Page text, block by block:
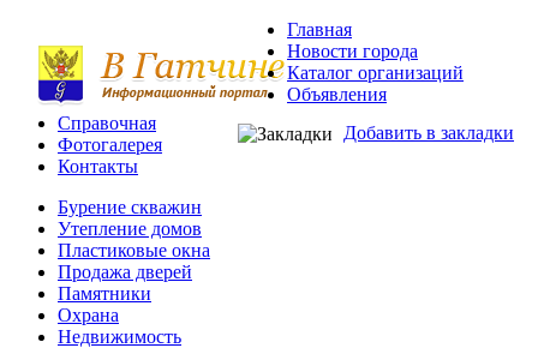
Добавить в закладки
Главная
Новости города
Каталог организаций
Объявления
Справочная
Фотогалерея
Контакты
Бурение скважин
Утепление домов
Пластиковые окна
Продажа дверей
Памятники
Охрана
Недвижимость